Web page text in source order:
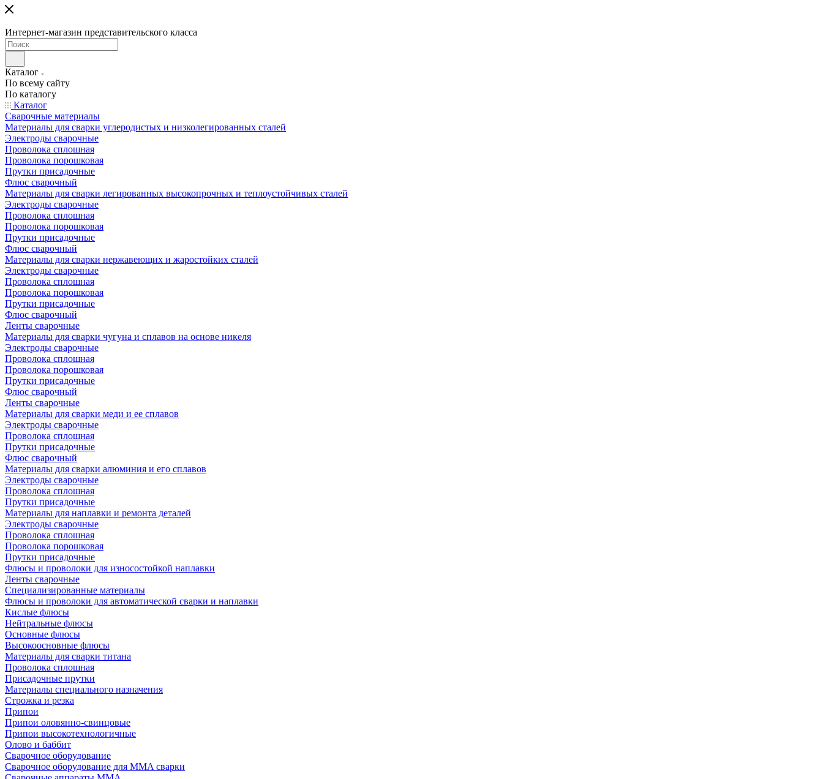
Интернет-магазин представительского класса
Каталог
По всему сайту
По каталогу
Каталог
Сварочные материалы
Материалы для сварки углеродистых и низколегированных сталей
Электроды сварочные
Проволока сплошная
Проволока порошковая
Прутки присадочные
Флюс сварочный
Материалы для сварки легированных высокопрочных и теплоустойчивых сталей
Электроды сварочные
Проволока сплошная
Проволока порошковая
Прутки присадочные
Флюс сварочный
Материалы для сварки нержавеющих и жаростойких сталей
Электроды сварочные
Проволока сплошная
Проволока порошковая
Прутки присадочные
Флюс сварочный
Ленты сварочные
Материалы для сварки чугуна и сплавов на основе никеля
Электроды сварочные
Проволока сплошная
Проволока порошковая
Прутки присадочные
Флюс сварочный
Ленты сварочные
Материалы для сварки меди и ее сплавов
Электроды сварочные
Проволока сплошная
Прутки присадочные
Флюс сварочный
Материалы для сварки алюминия и его сплавов
Электроды сварочные
Проволока сплошная
Прутки присадочные
Материалы для наплавки и ремонта деталей
Электроды сварочные
Проволока сплошная
Проволока порошковая
Прутки присадочные
Флюсы и проволоки для износостойкой наплавки
Ленты сварочные
Специализированные материалы
Флюсы и проволоки для автоматической сварки и наплавки
Кислые флюсы
Нейтральные флюсы
Основные флюсы
Высокоосновные флюсы
Материалы для сварки титана
Проволока сплошная
Присадочные прутки
Материалы специального назначения
Строжка и резка
Припои
Припои оловянно-свинцовые
Припои высокотехнологичные
Олово и баббит
Сварочное оборудование
Сварочное оборудование для MMA сварки